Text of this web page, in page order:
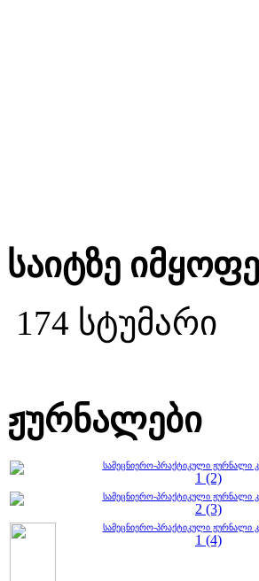
საიტზე
174 სტუმარი
ჟურნალები
სამეცნიერო-პრაქტიკული ჟურნალი
1 (2)
სამეცნიერო-პრაქტიკული ჟურნალი
2 (3)
სამეცნიერო-პრაქტიკული ჟურნალი
1 (4)